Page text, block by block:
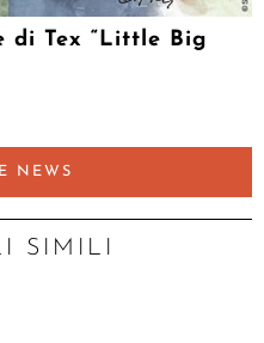
di Tex “Little Big
NEWS
SIMILI